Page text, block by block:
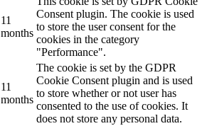
11
months
Consent plugin. The cookie is used
to store the user consent for the
cookies in the category
"Performance".
11
months
The cookie is set by the GDPR
Cookie Consent plugin and is used
to store whether or not user has
consented to the use of cookies. It
does not store any personal data.